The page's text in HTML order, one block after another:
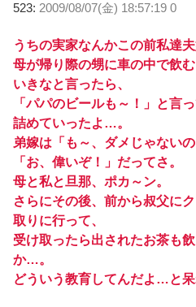
523: 2009/08/07(金) 18:57:19 0
うちの実家なんかこの前私達
母が帰り際の甥に車の中で飲
いきなと言ったら、
「パパのビールも～！」と言
詰めていったよ…。
弟嫁は「も～、ダメじゃない
「お、偉いぞ！」だってさ。
母と私と旦那、ポカ～ン。
さらにその後、前から叔父に
取りに行って、
受け取ったら出されたお茶も
か…。
どういう教育してんだよ…と呆